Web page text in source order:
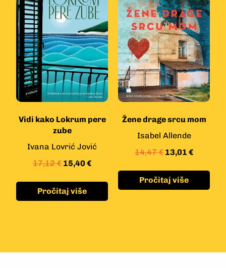
Vidi kako Lokrum pere
zube
Ivana Lovrić Jović
17,12€ 15,40 €
Pročitaj više
Žene drage srcu mom
Isabel Allende
14,47€ 13,01 €
Pročitaj više